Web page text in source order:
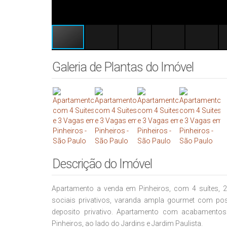
Galeria de Plantas do Imóvel
Descrição do Imóvel
Apartamento a venda em Pinheiros, com 4 suítes,
sociais privativos, varanda ampla gourmet com
deposito privativo. Apartamento com
Pinheiros, ao lado do Jardins e Jardim Paulista.